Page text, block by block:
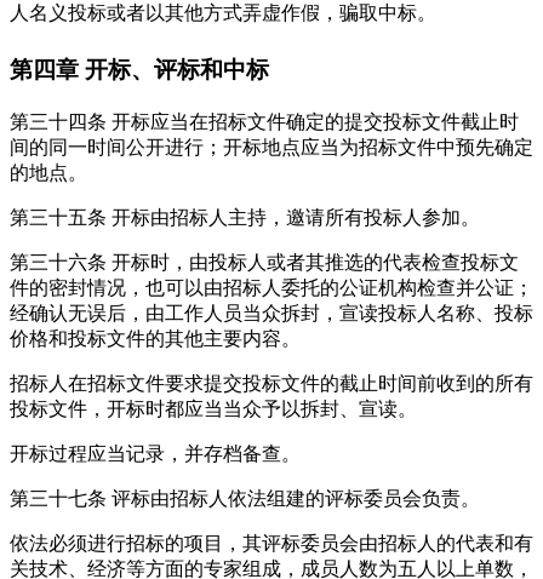
人名义投标或者以其他方式弄虚作假，骗取中标。
第四章 开标、评标和中标
第三十四条 开标应当在招标文件确定的提交投标文件截止时
间的同一时间公开进行；开标地点应当为招标文件中预先确定
的地点。
第三十五条 开标由招标人主持，邀请所有投标人参加。
第三十六条 开标时，由投标人或者其推选的代表检查投标文
件的密封情况，也可以由招标人委托的公证机构检查并公证；
经确认无误后，由工作人员当众拆封，宣读投标人名称、投标
价格和投标文件的其他主要内容。
招标人在招标文件要求提交投标文件的截止时间前收到的所有
投标文件，开标时都应当当众予以拆封、宣读。
开标过程应当记录，并存档备查。
第三十七条 评标由招标人依法组建的评标委员会负责。
依法必须进行招标的项目，其评标委员会由招标人的代表和有
关技术、经济等方面的专家组成，成员人数为五人以上单数，